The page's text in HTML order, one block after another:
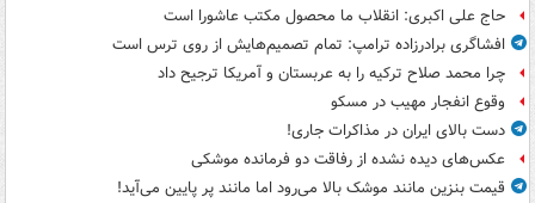
حاج علی اکبری: انقلاب ما محصول مکتب عاشورا است
افشاگری برادرزاده ترامپ: تمام تصمیم‌هایش از روی ترس است
چرا محمد صلاح ترکیه را به عربستان و آمریکا ترجیح داد
وقوع انفجار مهیب در مسکو
دست بالای ایران در مذاکرات جاری!
عکس‌های دیده نشده از رفاقت دو فرمانده‌ موشکی
قیمت بنزین مانند موشک بالا می‌رود اما مانند پر پایین می‌آید!